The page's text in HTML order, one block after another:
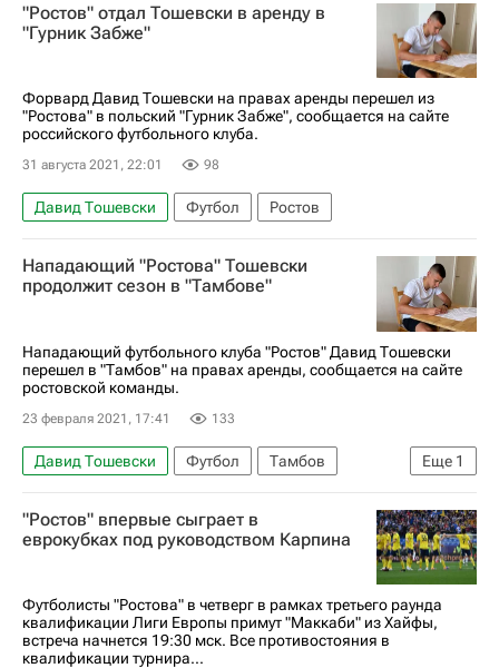
"Ростов" отдал Тошевски в аренду в
"Гурник Забже"
Форвард Давид Тошевски на правах аренды перешел из
"Ростова" в польский "Гурник Забже", сообщается на сайте
российского футбольного клуба.
31 августа 2021, 22:01 98
Давид Тошевски Футбол Ростов
Нападающий "Ростова" Тошевски
продолжит сезон в "Тамбове"
Нападающий футбольного клуба "Ростов" Давид Тошевски
перешел в "Тамбов" на правах аренды, сообщается на сайте
ростовской команды.
23 февраля 2021, 17:41 133
Еще 1
Давид Тошевски Футбол
Тамбов
Ростов
"Ростов" впервые сыграет в
еврокубках под руководством Карпина
Футболисты "Ростова" в четверг в рамках третьего раунда
квалификации Лиги Европы примут "Маккаби" из Хайфы,
встреча начнется 19:30 мск. Все противостояния в
квалификации турнира...